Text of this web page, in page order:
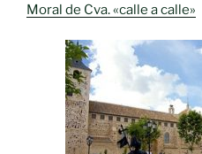
Moral de Cva. «calle a calle»